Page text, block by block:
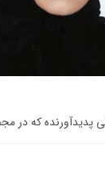
پدیدآورنده که